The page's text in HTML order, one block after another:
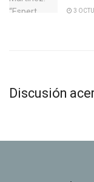
3
Discusión